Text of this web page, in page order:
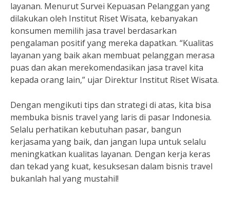
layanan. Menurut Survei Kepuasan Pelanggan yang
dilakukan oleh Institut Riset Wisata, kebanyakan
konsumen memilih jasa travel berdasarkan
pengalaman positif yang mereka dapatkan. “Kualitas
layanan yang baik akan membuat pelanggan merasa
puas dan akan merekomendasikan jasa travel kita
kepada orang lain,” ujar Direktur Institut Riset Wisata.
Dengan mengikuti tips dan strategi di atas, kita bisa
membuka bisnis travel yang laris di pasar Indonesia.
Selalu perhatikan kebutuhan pasar, bangun
kerjasama yang baik, dan jangan lupa untuk selalu
meningkatkan kualitas layanan. Dengan kerja keras
dan tekad yang kuat, kesuksesan dalam bisnis travel
bukanlah hal yang mustahil!